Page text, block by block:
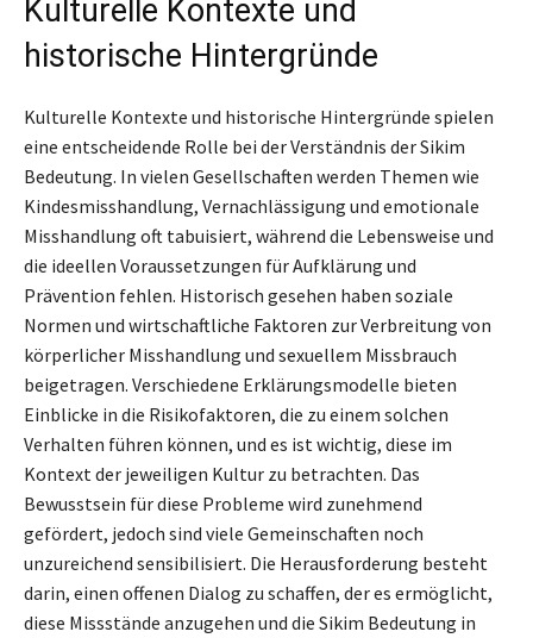
Kulturelle Kontexte und
historische Hintergründe
Kulturelle Kontexte und historische Hintergründe spielen
eine entscheidende Rolle bei der Verständnis der Sikim
Bedeutung. In vielen Gesellschaften werden Themen wie
Kindesmisshandlung, Vernachlässigung und emotionale
Misshandlung oft tabuisiert, während die Lebensweise und
die ideellen Voraussetzungen für Aufklärung und
Prävention fehlen. Historisch gesehen haben soziale
Normen und wirtschaftliche Faktoren zur Verbreitung von
körperlicher Misshandlung und sexuellem Missbrauch
beigetragen. Verschiedene Erklärungsmodelle bieten
Einblicke in die Risikofaktoren, die zu einem solchen
Verhalten führen können, und es ist wichtig, diese im
Kontext der jeweiligen Kultur zu betrachten. Das
Bewusstsein für diese Probleme wird zunehmend
gefördert, jedoch sind viele Gemeinschaften noch
unzureichend sensibilisiert. Die Herausforderung besteht
darin, einen offenen Dialog zu schaffen, der es ermöglicht,
diese Missstände anzugehen und die Sikim Bedeutung in